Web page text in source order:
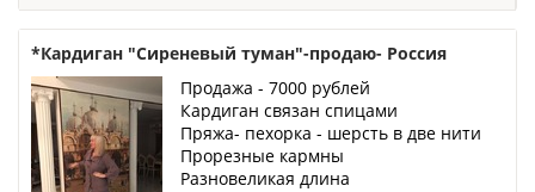
*Кардиган "Сиреневый туман"-продаю- Россия
Продажа - 7000 рублей
Кардиган связан спицами
Пряжа- пехорка - шерсть в две нити
Прорезные кармны
Разновеликая длина